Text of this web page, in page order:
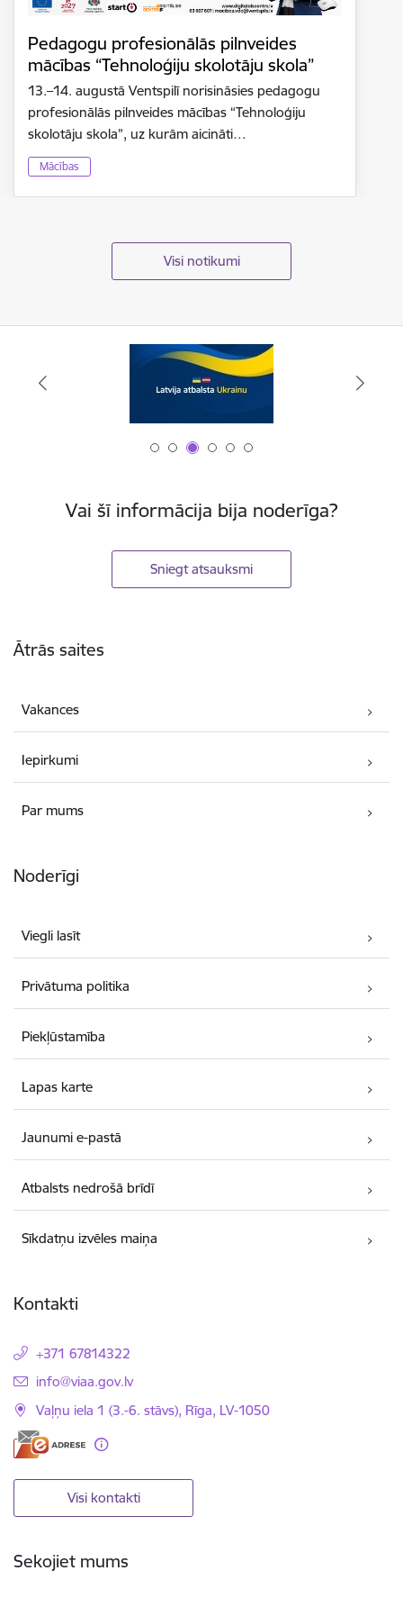
Pedagogu profesionālās pilnveides
mācības “Tehnoloģiju skolotāju skola”
13.–14. augustā Ventspilī norisināsies pedagogu
profesionālās pilnveides mācības “Tehnoloģiju
skolotāju skola”, uz kurām aicināti…
Mācības
Visi notikumi
Vai šī informācija bija noderīga?
Sniegt atsauksmi
Ātrās saites
Vakances
Iepirkumi
Par mums
Noderīgi
Viegli lasīt
Privātuma politika
Piekļūstamība
Lapas karte
Jaunumi e-pastā
Atbalsts nedrošā brīdī
Sīkdatņu izvēles maiņa
Kontakti
+371 67814322
E-pasts:
info@viaa.gov.lv
Vaļņu iela 1 (3.-6. stāvs), Rīga, LV-1050
Visi kontakti
Sekojiet mums